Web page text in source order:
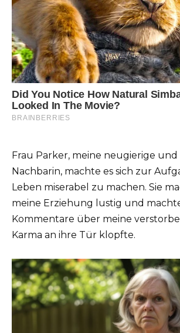
Frau Parker, meine neugierige
Nachbarin, machte es sich zur
Leben miserabel zu machen. Sie
meine Erziehung lustig und
Kommentare über meine
Karma an ihre Tür klopfte.